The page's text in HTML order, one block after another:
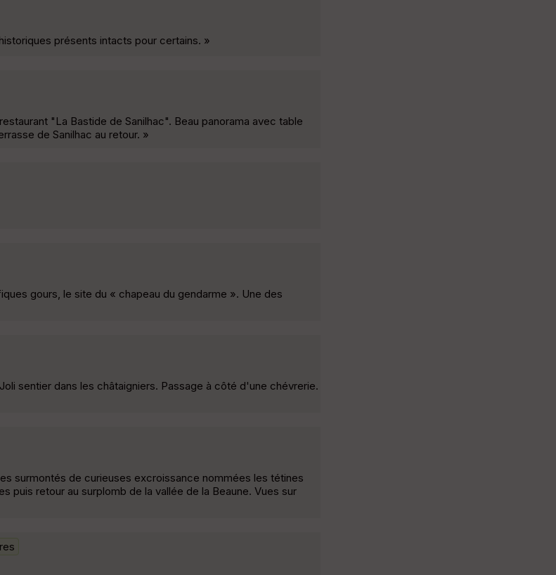
présents intacts pour certains. »
"La Bastide de Sanilhac". Beau panorama avec table
de Sanilhac au retour. »
gours, le site du « chapeau du gendarme ». Une des
sentier dans les châtaigniers. Passage à côté d'une chévrerie.
surmontés de curieuses excroissance nommées les tétines
puis retour au surplomb de la vallée de la Beaune. Vues sur